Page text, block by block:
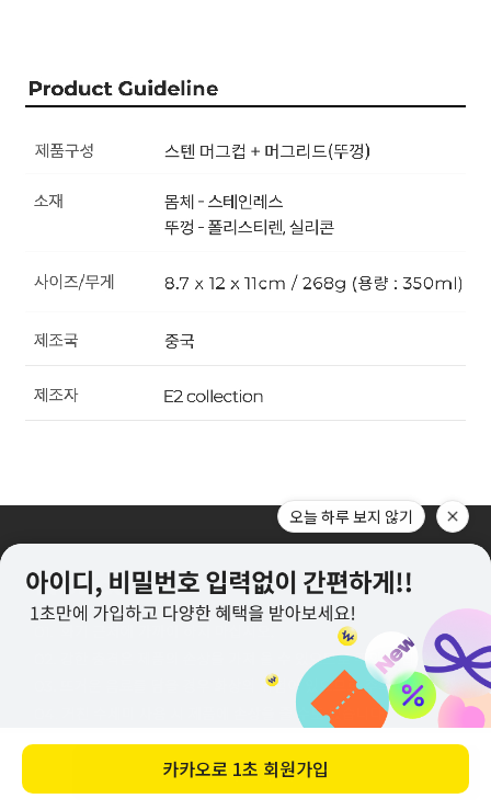
바로 구매하기
오늘 하루 보지 않기
카카오로 1초 회원가입